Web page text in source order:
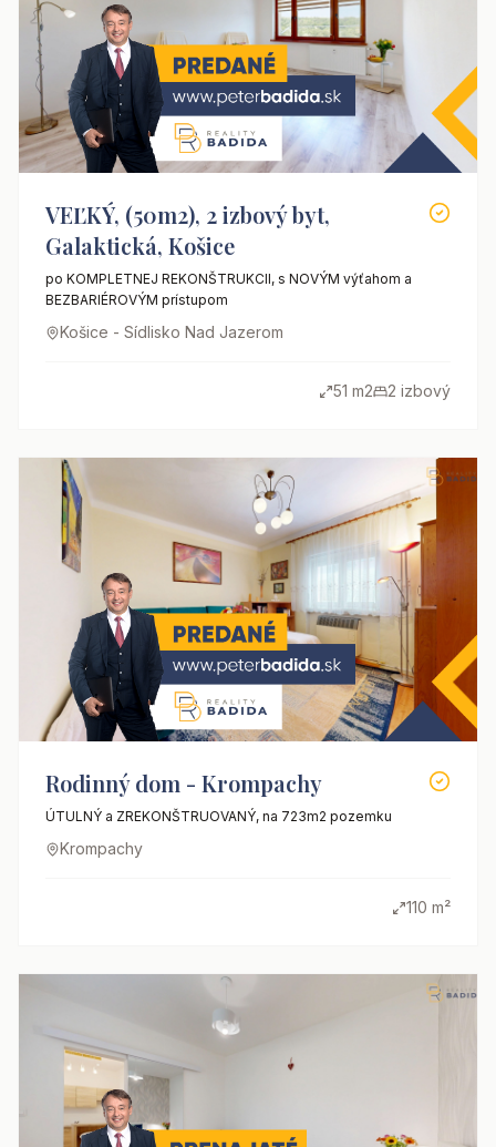
VEĽKÝ, (50m2), 2 izbový byt,
Galaktická, Košice
po KOMPLETNEJ REKONŠTRUKCII, s NOVÝM výťahom a
BEZBARIÉROVÝM prístupom
Košice - Sídlisko Nad Jazerom
51 m2 2 izbový
Rodinný dom - Krompachy
ÚTULNÝ a ZREKONŠTRUOVANÝ, na 723m2 pozemku
Krompachy
110 m²